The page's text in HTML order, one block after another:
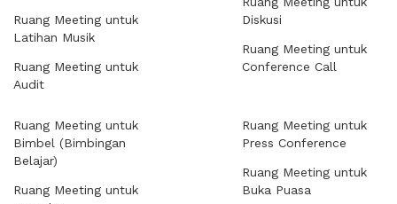
Ruang Meeting untuk
Latihan Musik
Ruang Meeting untuk
Audit
Diskusi
Ruang Meeting untuk
Conference Call
Ruang Meeting untuk
Bimbel (Bimbingan
Belajar)
Ruang Meeting untuk
Ruang Meeting untuk
Press Conference
Ruang Meeting untuk
Buka Puasa